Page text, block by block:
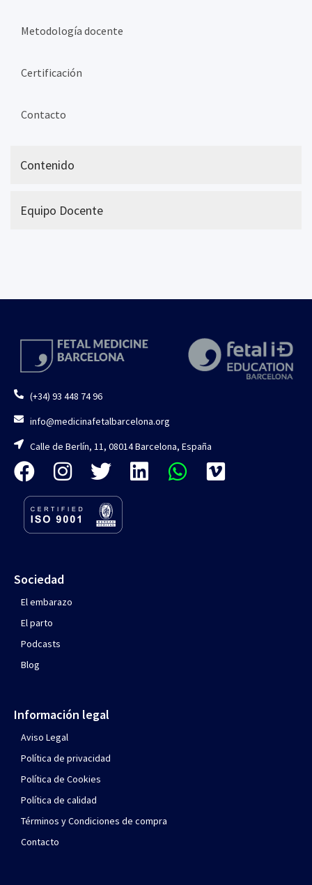
Metodología docente
Certificación
Contacto
Contenido
Equipo Docente
(+34) 93 448 74 96
info@medicinafetalbarcelona.org
Calle de Berlín, 11, 08014 Barcelona, España
Sociedad
El embarazo
El parto
Podcasts
Blog
Información legal
Aviso Legal
Política de privacidad
Política de Cookies
Política de calidad
Términos y Condiciones de compra
Contacto